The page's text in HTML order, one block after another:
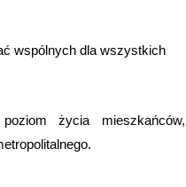
wspólnych dla wszystkich
życia mieszkańców,